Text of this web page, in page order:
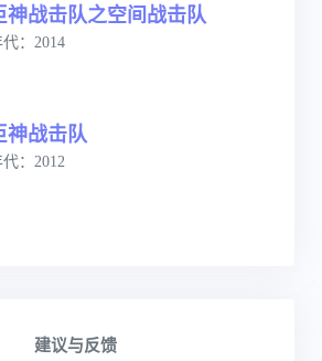
神战击队之空间战击队
代：2014
神战击队
代：2012
建议与反馈